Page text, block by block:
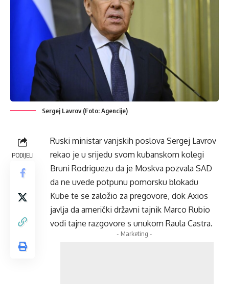
Sergej Lavrov (Foto: Agencije)
PODIJELI
Ruski ministar vanjskih poslova Sergej Lavrov
rekao je u srijedu svom kubanskom kolegi
Bruni Rodriguezu da je Moskva pozvala SAD
da ne uvede potpunu pomorsku blokadu
Kube te se založio za pregovore, dok Axios
javlja da američki državni tajnik Marco Rubio
vodi tajne razgovore s unukom Raula Castra.
- Marketing -